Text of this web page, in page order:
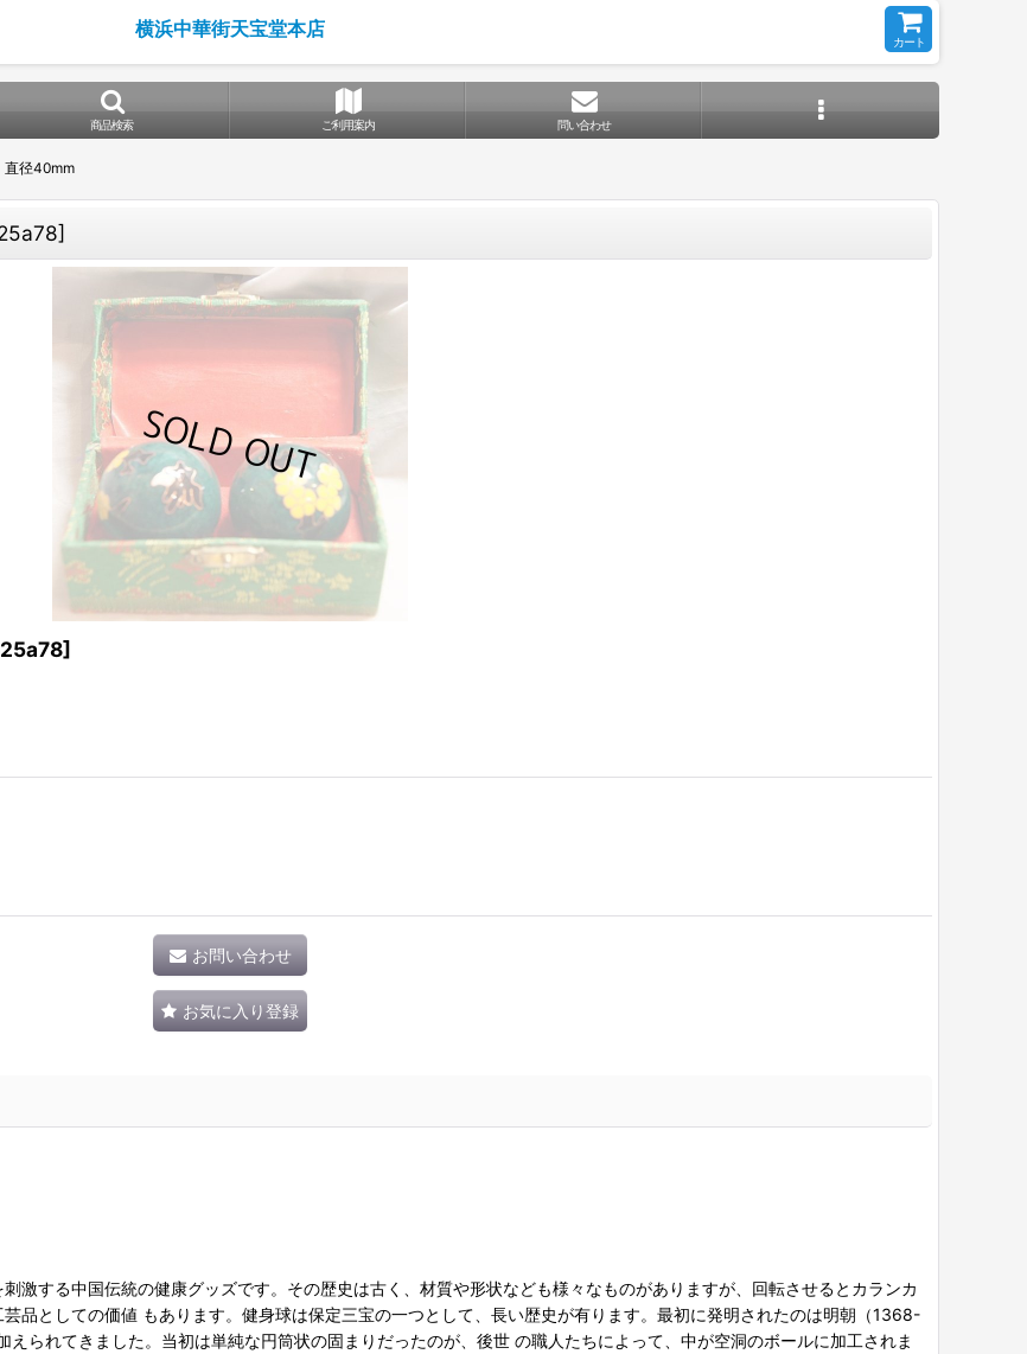
横浜中華街天宝堂本店
カート
商品検索 ご利用案内 問い合わせ
径40mm
]
]
お問い合わせ
お気に入り登録
激する中国伝統の健康グッズです。その歴史は古く、材質や形状なども様々なものがありますが、回転させるとカランカ
品としての価値 もあります。健身球は保定三宝の一つとして、長い歴史が有ります。最初に発明されたのは明朝（1368-
られてきました。当初は単純な円筒状の固まりだったのが、後世 の職人たちによって、中が空洞のボールに加工されま